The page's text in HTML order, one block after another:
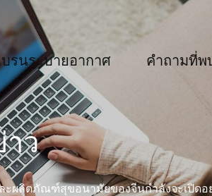
บรนระบายอากาศ คำถามที่พ
ว
ะผลิตภัณฑ์สุขอนามัยของจีนกำลังจะเปิดอ